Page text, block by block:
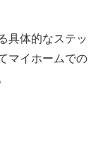
具体的なステッ
マイホームでの